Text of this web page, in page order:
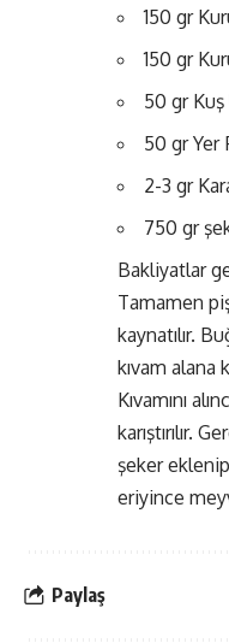
150 gr
150 gr
50 gr
50 gr Yer
2-3 gr
750 gr
Bakliyatlar
Tamamen
kaynatılır.
kıvam alana
Kıvamını
karıştırılır.
şeker eklenip
eriyince
Paylaş